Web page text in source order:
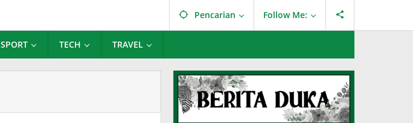
Pencarian Follow Me:
SPORT TECH TRAVEL